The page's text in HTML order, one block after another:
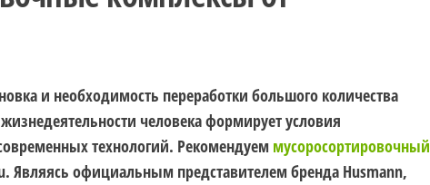
и необходимость переработки большого количества
человека формирует условия
технологий. Рекомендуем мусоросортировочный
Являясь официальным представителем бренда Husmann,